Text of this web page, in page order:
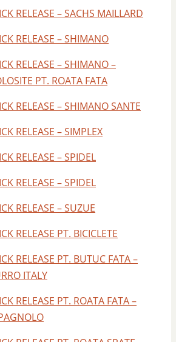
RELEASE – SACHS MAILLARD
RELEASE – SHIMANO
RELEASE – SHIMANO –
PT. ROATA FATA
RELEASE – SHIMANO SANTE
RELEASE – SIMPLEX
RELEASE – SPIDEL
RELEASE – SPIDEL
RELEASE – SUZUE
RELEASE PT. BICICLETE
RELEASE PT. BUTUC FATA –
ITALY
RELEASE PT. ROATA FATA –